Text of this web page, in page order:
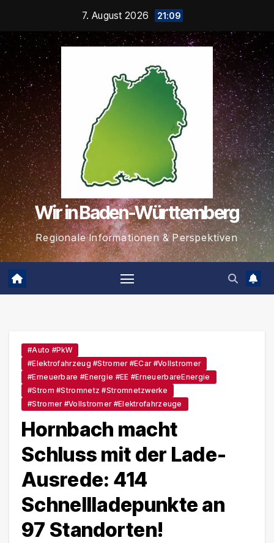
springen
7. August 2026 21:09
Wir in Baden-Württemberg
Regionale Informationen & Perspektiven
#Auto #PkW
#Elektrofahrzeug #Stromer #eCar #Vollstromer
#Erneuerbare #Energie #EE #ErneuerbareEnergie
#Strom #Stromnetz #Stromnetzwerke
#Stromer #Vollstromer #Elektrofahrzeuge
Hornbach macht
Schluss mit der Lade-
Ausrede: 414
Schnellladepunkte an
97 Standorten!